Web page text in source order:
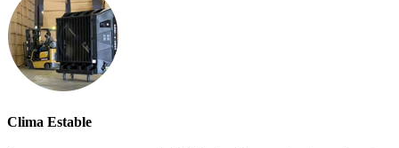
Clima Estable